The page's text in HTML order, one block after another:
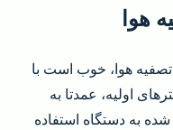
هوا
هوا، خوب است با
اولیه، عمدتا به
شده به دستگاه استفاده